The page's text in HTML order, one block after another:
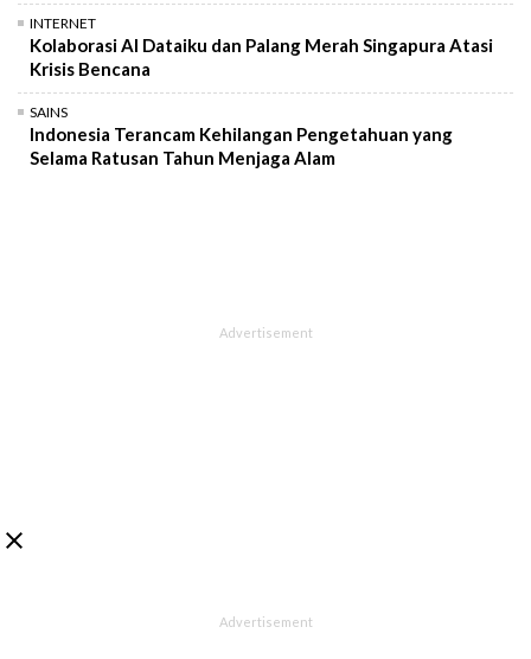
INTERNET
Kolaborasi AI Dataiku dan Palang Merah Singapura Atasi
Krisis Bencana
SAINS
Indonesia Terancam Kehilangan Pengetahuan yang
Selama Ratusan Tahun Menjaga Alam
